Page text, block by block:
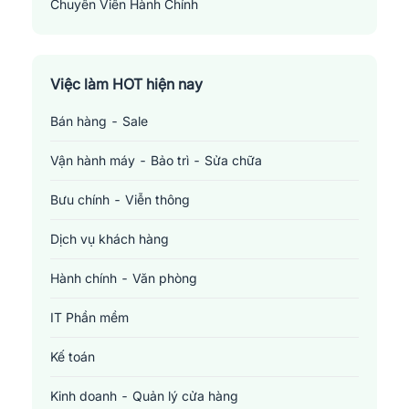
Chuyên Viên Hành Chính
Việc làm HOT hiện nay
Bán hàng - Sale
Vận hành máy - Bảo trì - Sửa chữa
Bưu chính - Viễn thông
Dịch vụ khách hàng
Hành chính - Văn phòng
IT Phần mềm
Kế toán
Kinh doanh - Quản lý cửa hàng